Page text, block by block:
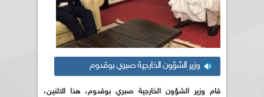
وزير الشؤون الخارجية صبري بوقدوم
قام وزير الشؤون الخارجية صبري بوقدوم، هذا الاثنين،